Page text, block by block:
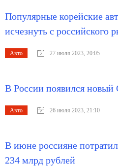
Популярные корейские
исчезнуть с российского
Авто 27 июля 2023, 20:05
В России появился новый
Авто 26 июля 2023, 21:10
В июне россияне
234 млрд рублей